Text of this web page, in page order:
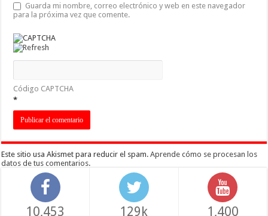
Guarda mi nombre, correo electrónico y web en este navegador
para la próxima vez que comente.
Código CAPTCHA
*
Este sitio usa Akismet para reducir el spam.Aprende cómo se procesan los
datos de tus comentarios.
10,453 129k 1,400